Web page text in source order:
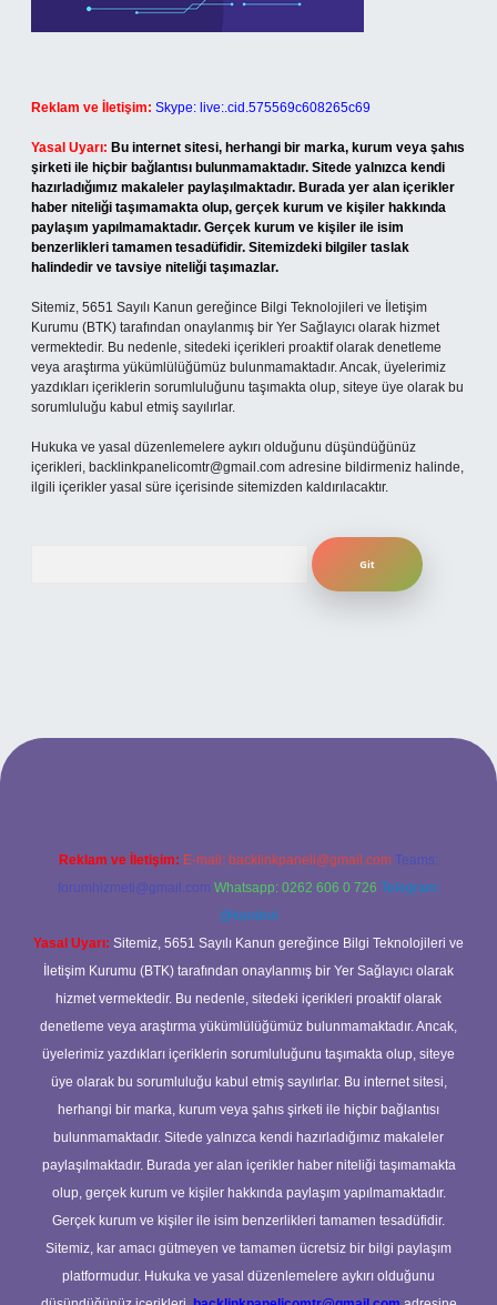
Reklam ve İletişim: Skype: live:.cid.575569c608265c69
Yasal Uyarı: Bu internet sitesi, herhangi bir marka, kurum veya şahıs
şirketi ile hiçbir bağlantısı bulunmamaktadır. Sitede yalnızca kendi
hazırladığımız makaleler paylaşılmaktadır. Burada yer alan içerikler
haber niteliği taşımamakta olup, gerçek kurum ve kişiler hakkında
paylaşım yapılmamaktadır. Gerçek kurum ve kişiler ile isim
benzerlikleri tamamen tesadüfidir. Sitemizdeki bilgiler taslak
halindedir ve tavsiye niteliği taşımazlar.
Sitemiz, 5651 Sayılı Kanun gereğince Bilgi Teknolojileri ve İletişim
Kurumu (BTK) tarafından onaylanmış bir Yer Sağlayıcı olarak hizmet
vermektedir. Bu nedenle, sitedeki içerikleri proaktif olarak denetleme
veya araştırma yükümlülüğümüz bulunmamaktadır. Ancak, üyelerimiz
yazdıkları içeriklerin sorumluluğunu taşımakta olup, siteye üye olarak bu
sorumluluğu kabul etmiş sayılırlar.
Hukuka ve yasal düzenlemelere aykırı olduğunu düşündüğünüz
içerikleri, backlinkpanelicomtr@gmail.com adresine bildirmeniz halinde,
ilgili içerikler yasal süre içerisinde sitemizden kaldırılacaktır.
giriş
Reklam ve İletişim: E-mail: backlinkpaneli@gmail.com Teams:
forumhizmeti@gmail.com Whatsapp: 0262 606 0 726 Telegram:
@karabul
Yasal Uyarı: Sitemiz, 5651 Sayılı Kanun gereğince Bilgi Teknolojileri ve
İletişim Kurumu (BTK) tarafından onaylanmış bir Yer Sağlayıcı olarak
hizmet vermektedir. Bu nedenle, sitedeki içerikleri proaktif olarak
denetleme veya araştırma yükümlülüğümüz bulunmamaktadır. Ancak,
üyelerimiz yazdıkları içeriklerin sorumluluğunu taşımakta olup, siteye
üye olarak bu sorumluluğu kabul etmiş sayılırlar. Bu internet sitesi,
herhangi bir marka, kurum veya şahıs şirketi ile hiçbir bağlantısı
bulunmamaktadır. Sitede yalnızca kendi hazırladığımız makaleler
paylaşılmaktadır. Burada yer alan içerikler haber niteliği taşımamakta
olup, gerçek kurum ve kişiler hakkında paylaşım yapılmamaktadır.
Gerçek kurum ve kişiler ile isim benzerlikleri tamamen tesadüfidir.
Sitemiz, kar amacı gütmeyen ve tamamen ücretsiz bir bilgi paylaşım
platformudur. Hukuka ve yasal düzenlemelere aykırı olduğunu